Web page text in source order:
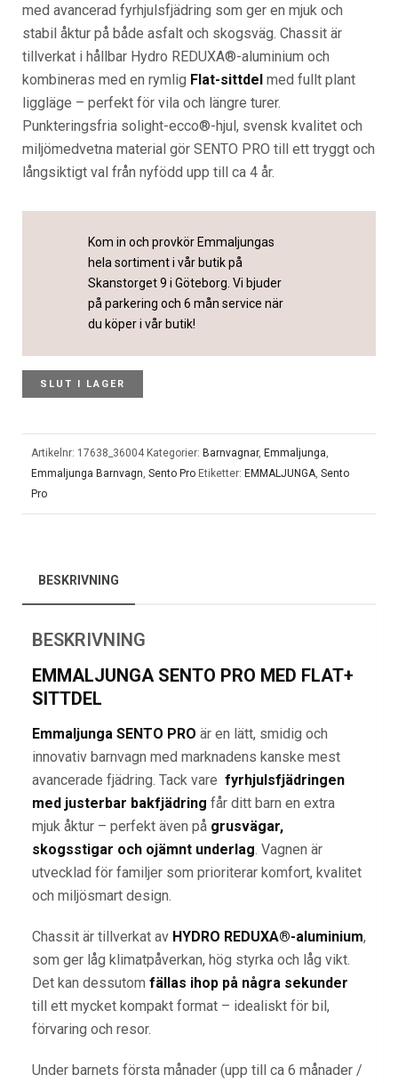
med avancerad fyrhjulsfjädring som ger en mjuk och
stabil åktur på både asfalt och skogsväg. Chassit är
tillverkat i hållbar Hydro REDUXA®-aluminium och
kombineras med en rymlig Flat-sittdel med fullt plant
liggläge – perfekt för vila och längre turer.
Punkteringsfria solight-ecco®-hjul, svensk kvalitet och
miljömedvetna material gör SENTO PRO till ett tryggt och
långsiktigt val från nyfödd upp till ca 4 år.
Kom in och provkör Emmaljungas
hela sortiment i vår butik på
Skanstorget 9 i Göteborg. Vi bjuder
på parkering och 6 mån service när
du köper i vår butik!
SLUT I LAGER
Artikelnr: 17638_36004 Kategorier: Barnvagnar, Emmaljunga
Emmaljunga Barnvagn Sento Pro Etiketter: EMMALJUNGA Sento
Pro
BESKRIVNING
BESKRIVNING
EMMALJUNGA SENTO PRO MED FLAT+
SITTDEL
Emmaljunga SENTO PRO är en lätt, smidig och
innovativ barnvagn med marknadens kanske mest
avancerade fjädring. Tack vare fyrhjulsfjädringen
med justerbar bakfjädring får ditt barn en extra
mjuk åktur – perfekt även på grusvägar,
skogsstigar och ojämnt underlag. Vagnen är
utvecklad för familjer som prioriterar komfort, kvalitet
och miljösmart design.
Chassit är tillverkat av HYDRO REDUXA®-aluminium,
som ger låg klimatpåverkan, hög styrka och låg vikt.
Det kan dessutom fällas ihop på några sekunder
till ett mycket kompakt format – idealiskt för bil,
förvaring och resor.
Under barnets första månader (upp till ca 6 månader /